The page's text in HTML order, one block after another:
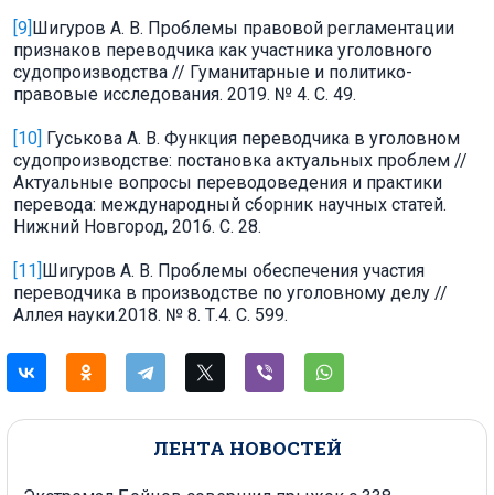
ЛЕНТА НОВОСТЕЙ
[9]Шигуров А. В. Проблемы правовой регламентации
признаков переводчика как участника уголовного
судопроизводства // Гуманитарные и политико-
правовые исследования. 2019. № 4. С. 49.
[10] Гуськова А. В. Функция переводчика в уголовном
судопроизводстве: постановка актуальных проблем //
Актуальные вопросы переводоведения и практики
перевода: международный сборник научных статей.
Нижний Новгород, 2016. С. 28.
[11]Шигуров А. В. Проблемы обеспечения участия
переводчика в производстве по уголовному делу //
Аллея науки.2018. № 8. Т.4. С. 599.